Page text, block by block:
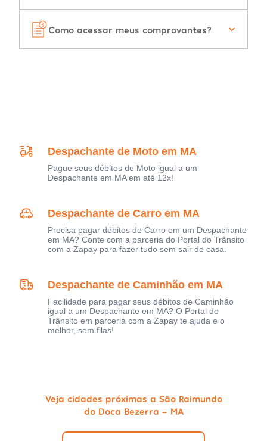
Como acessar meus comprovantes?
Despachante de Moto em MA
Pague seus débitos de Moto igual a um
Despachante em MA em até 12x!
Despachante de Carro em MA
Precisa pagar débitos de Carro em um Despachante
em MA? Conte com a parceria do Portal do Trânsito
com a Zapay para fazer tudo sem sair de casa.
Despachante de Caminhão em MA
Facilidade para pagar seus débitos de Caminhão
igual a um Despachante em MA? O Portal do
Trânsito em parceria com a Zapay te ajuda e o
melhor, sem filas!
Veja cidades próximas a São Raimundo
do Doca Bezerra - MA